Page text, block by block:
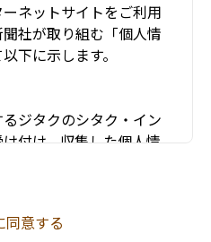
ネットサイトをご利用
社が取り組む「個人情
下に示します。
ジタクのシタク・イン
付け、収集した個人情
せん。
同意する